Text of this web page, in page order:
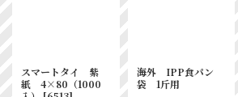
SHORTタイプ1斤
用 KOー03
巾広食パン1斤袋
IPP 1000枚